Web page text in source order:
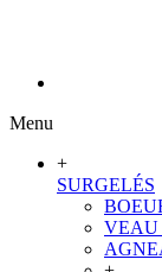
Menu
+
SURGELÉS
VEAU